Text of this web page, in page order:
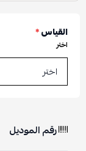
القياس*
اختر
رقم الموديل